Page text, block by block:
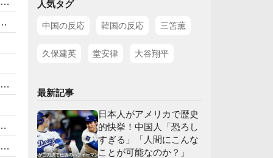
人気タグ
中国の反応 韓国の反応 三笘薫
久保建英 堂安律 大谷翔平
最新記事
日本人がアメリカで歴史
的快挙！中国人「恐ろし
すぎる」「人間にこんな
ことが可能なのか？」